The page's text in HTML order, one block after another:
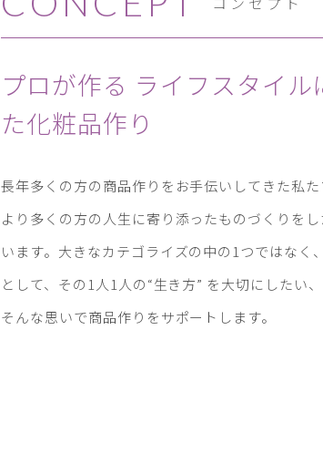
プロが作る ライフスタイル
た化粧品作り
長年多くの方の商品作りをお手伝いしてきた私た
より多くの方の人生に寄り添ったものづくりを
います。大きなカテゴライズの中の1つではなく
として、その1人1人の“生き方” を大切にしたい、
そんな思いで商品作りをサポートします。